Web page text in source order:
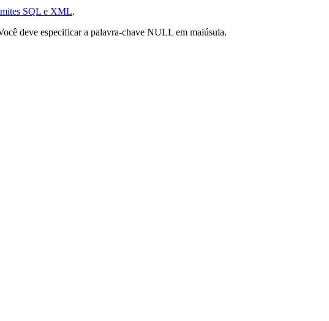
SQL e XML.
deve especificar a palavra-chave NULL em maiúsula.